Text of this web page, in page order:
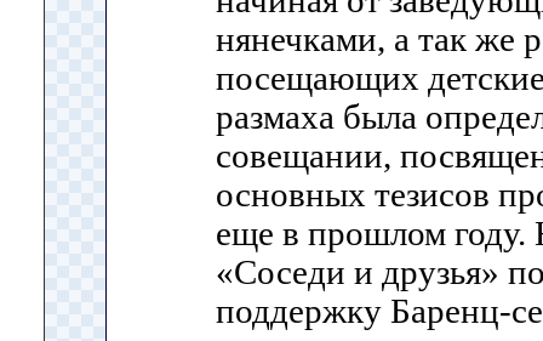
нянечками, а так же
посещающих
размаха была
совещании,
основных тезисов
еще в прошлом
«Соседи и друзья»
поддержку Баренц-